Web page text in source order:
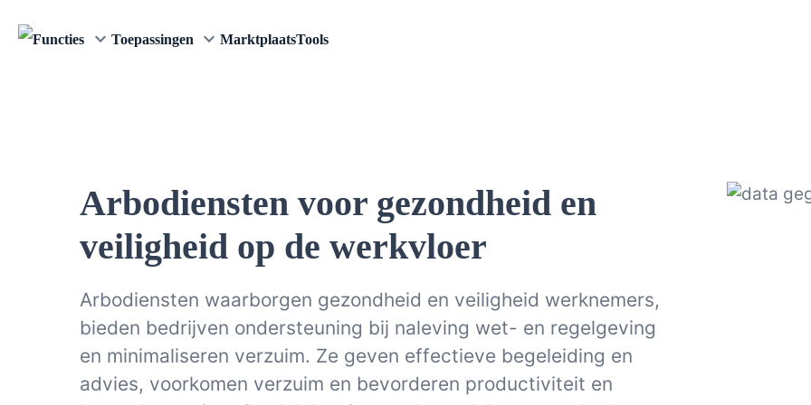
Functies keyboard_arrow_down Toepassingen keyboard_arrow_downMarktplaatsTools
Arbodiensten voor gezondheid en
veiligheid op de werkvloer
Arbodiensten waarborgen gezondheid en veiligheid werknemers,
bieden bedrijven ondersteuning bij naleving wet- en regelgeving
en minimaliseren verzuim. Ze geven effectieve begeleiding en
advies, voorkomen verzuim en bevorderen productiviteit en